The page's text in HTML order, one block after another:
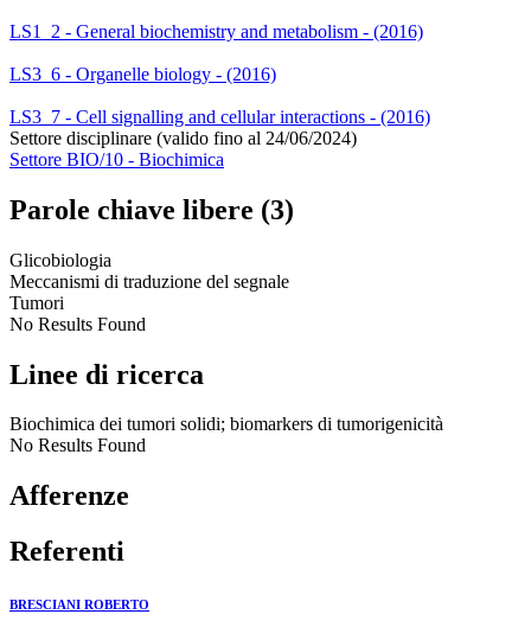
LS1_2 - General biochemistry and metabolism - (2016)
LS3_6 - Organelle biology - (2016)
LS3_7 - Cell signalling and cellular interactions - (2016)
Settore disciplinare (valido fino al 24/06/2024)
Settore BIO/10 - Biochimica
Parole chiave libere (3)
Glicobiologia
Meccanismi di traduzione del segnale
Tumori
No Results Found
Linee di ricerca
Biochimica dei tumori solidi; biomarkers di tumorigenicità
No Results Found
Afferenze
Referenti
BRESCIANI ROBERTO